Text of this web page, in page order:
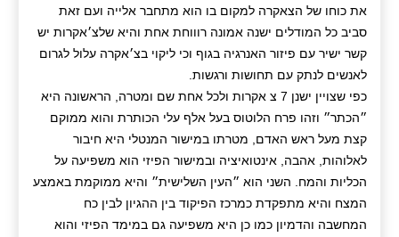
את כוחו של הצאקרה למקום בו הוא מתחבר אלייה ועם זאת
סביב כל המודלים ישנה אמונה רוווחת אחת והיא שלצ׳אקרות יש
קשר ישיר עם פיזור האנרגיה בגוף וכי ליקוי בצ׳אקרה עלול לגרום
לאנשים לנתק עם תחושות ורגשות.
כפי שצויין ישנן 7 צ אקרות ולכל אחת שם ומטרה, הראשונה היא
״הכתר״ וזהו פרח הלוטוס בעל אלף עלי הכותרת והוא ממוקם
קצת מעל ראש האדם, מטרתו במישור המנטלי היא חיבור
לאלוהות, אהבה, אינטואיציה ובמישור הפיזי הוא משפיעה על
הכליות והמח. השני הוא ״העין השלישית״ והיא ממוקמת באמצע
המצח והיא מתפקדת כמרכז הפיקוד בין ההגיון לבין כח
המחשבה והדמיון כמו כן היא משפיעה גם במימד הפיזי והוא